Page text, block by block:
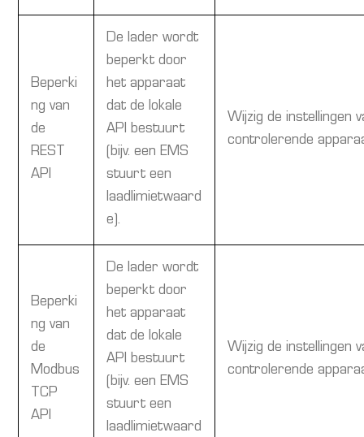
Beperki
ng van
de
REST
API
De lader wordt
beperkt door
het apparaat
dat de lokale
API bestuurt
(bijv. een EMS
stuurt een
laadlimietwaard
e).
Wijzig de instellingen
controlerende
Beperki
ng van
de
Modbus
TCP
API
De lader wordt
beperkt door
het apparaat
dat de lokale
API bestuurt
(bijv. een EMS
stuurt een
laadlimietwaard
Wijzig de instellingen
controlerende